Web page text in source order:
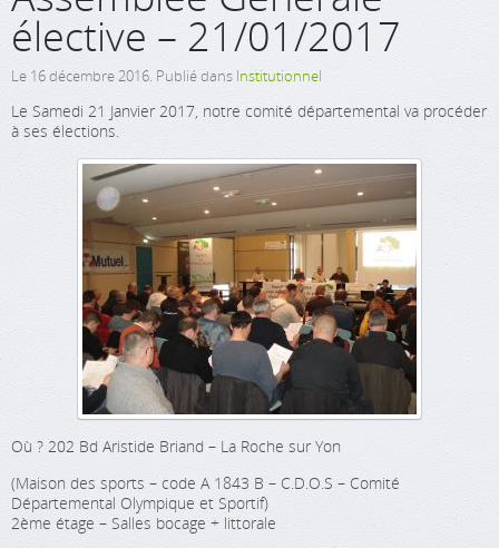
élective – 21/01/2017
Le 16 décembre 2016. Publié dans Institutionnel
Le Samedi 21 Janvier 2017, notre comité départemental va procéder
à ses élections.
Où ? 202 Bd Aristide Briand – La Roche sur Yon
(Maison des sports – code A 1843 B – C.D.O.S – Comité
Départemental Olympique et Sportif)
2ème étage – Salles bocage + littorale